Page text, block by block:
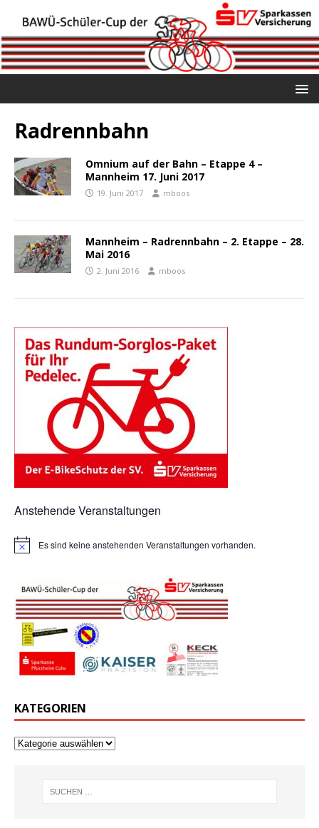
Radrennbahn
Omnium auf der Bahn – Etappe 4 –
Mannheim 17. Juni 2017
19. Juni 2017 mboos
Mannheim – Radrennbahn – 2. Etappe – 28.
Mai 2016
2. Juni 2016 mboos
Anstehende Veranstaltungen
H
i
s
Es sind keine anstehenden Veranstaltungen vorhanden.
KATEGORIEN